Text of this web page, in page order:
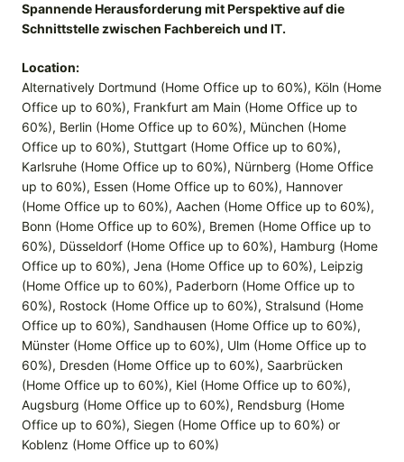
Spannende Herausforderung mit Perspektive auf die
Schnittstelle zwischen Fachbereich und IT.
Location:
Alternatively Dortmund (Home Office up to 60%), Köln (Home
Office up to 60%), Frankfurt am Main (Home Office up to
60%), Berlin (Home Office up to 60%), München (Home
Office up to 60%), Stuttgart (Home Office up to 60%),
Karlsruhe (Home Office up to 60%), Nürnberg (Home Office
up to 60%), Essen (Home Office up to 60%), Hannover
(Home Office up to 60%), Aachen (Home Office up to 60%),
Bonn (Home Office up to 60%), Bremen (Home Office up to
60%), Düsseldorf (Home Office up to 60%), Hamburg (Home
Office up to 60%), Jena (Home Office up to 60%), Leipzig
(Home Office up to 60%), Paderborn (Home Office up to
60%), Rostock (Home Office up to 60%), Stralsund (Home
Office up to 60%), Sandhausen (Home Office up to 60%),
Münster (Home Office up to 60%), Ulm (Home Office up to
60%), Dresden (Home Office up to 60%), Saarbrücken
(Home Office up to 60%), Kiel (Home Office up to 60%),
Augsburg (Home Office up to 60%), Rendsburg (Home
Office up to 60%), Siegen (Home Office up to 60%) or
Koblenz (Home Office up to 60%)